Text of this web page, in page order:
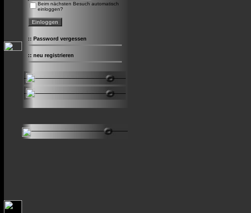
Beim nächsten Besuch automatisch
einloggen?
:: Password vergessen
:: neu registrieren